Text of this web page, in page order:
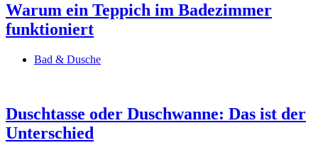
Warum ein Teppich im Badezimmer
funktioniert
Bad & Dusche
Duschtasse oder Duschwanne: Das ist der
Unterschied